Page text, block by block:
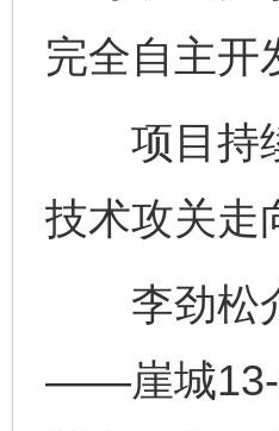
完全自主开
项目持续
技术攻关走
李劲松介
——崖城13-